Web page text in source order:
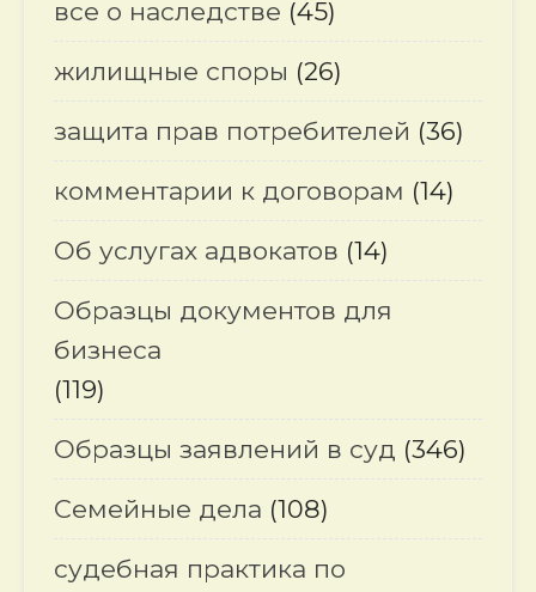
все о наследстве (45)
жилищные споры (26)
защита прав потребителей (36)
комментарии к договорам (14)
Об услугах адвокатов (14)
Образцы документов для
бизнеса
(119)
Образцы заявлений в суд (346)
Семейные дела (108)
судебная практика по